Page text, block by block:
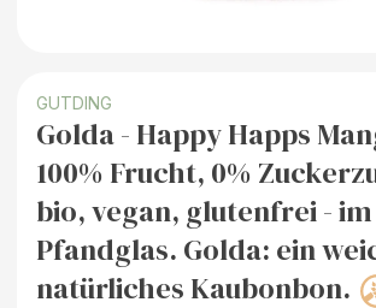
GUTDING
Golda - Happy Happs
100% Frucht, 0%
bio, vegan, glutenfrei - im
Pfandglas. Golda: ein
natürliches Kaubonbon.